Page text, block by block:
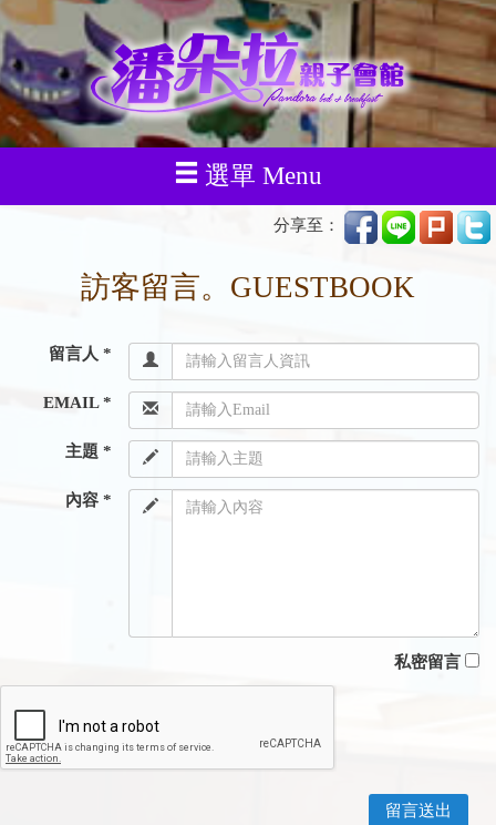
選單 Menu
分享至：
訪客留言。GUESTBOOK
留言人 *
EMAIL *
主題 *
內容 *
私密留言